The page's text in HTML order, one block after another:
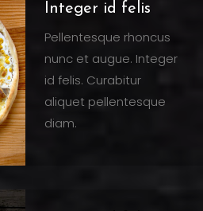
Integer id felis
Pellentesque rhoncus
nunc et augue. Integer
id felis. Curabitur
aliquet pellentesque
diam.